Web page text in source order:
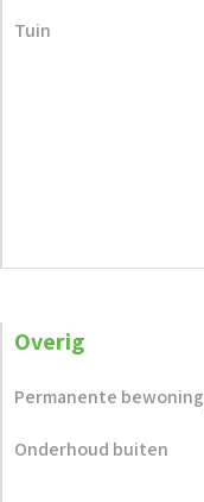
Tuin
Overig
Permanente bewoning
Onderhoud buiten